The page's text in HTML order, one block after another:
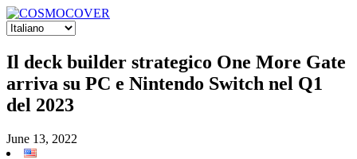
Il deck builder strategico One More Gate
arriva su PC e Nintendo Switch nel Q1
del 2023
June 13, 2022